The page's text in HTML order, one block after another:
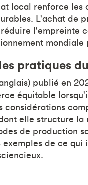
local renforce les
L'achat de
l'empreinte
pratiques
publié en
équitable
considérations
elle structure
de production
exemples de ce